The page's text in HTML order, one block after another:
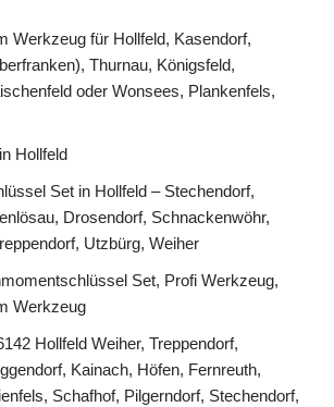
Werkzeug für Hollfeld, Kasendorf,
Thurnau, Königsfeld,
oder Wonsees, Plankenfels,
Hollfeld
Set in Hollfeld – Stechendorf,
Drosendorf, Schnackenwöhr,
Utzbürg, Weiher
Set, Profi Werkzeug,
Werkzeug
Hollfeld Weiher, Treppendorf,
Kainach, Höfen, Fernreuth,
Schafhof, Pilgerndorf, Stechendorf,